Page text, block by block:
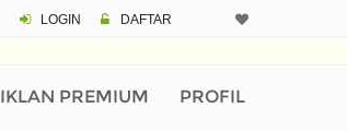
LOGIN DAFTAR
IKLAN PREMIUM PROFILPinjaman (PIN)